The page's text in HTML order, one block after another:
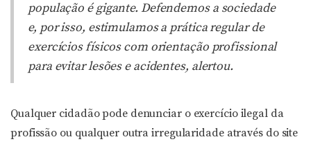
população é gigante. Defendemos a sociedade
e, por isso, estimulamos a prática regular de
exercícios físicos com orientação profissional
para evitar lesões e acidentes, alertou.
Qualquer cidadão pode denunciar o exercício ilegal da
profissão ou qualquer outra irregularidade através do site